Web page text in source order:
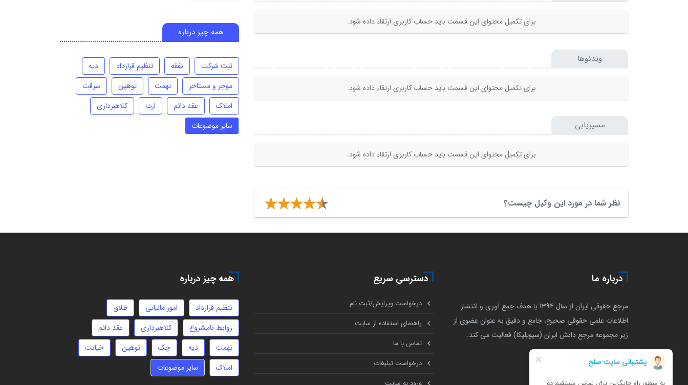
برای تکمیل محتوای این قسمت باید حساب کاربری ارتقاء داده شود.
ویدئوها
برای تکمیل محتوای این قسمت باید حساب کاربری ارتقاء داده شود.
مسیریابی
برای تکمیل محتوای این قسمت باید حساب کاربری ارتقاء داده شود.
نظر شما در مورد این وکیل چیست؟
همه چیز درباره
ثبت شرکت نفقه تنظیم قرارداد
دیه
موجر و مستاجر
تهمت توهین
سرقت
املاک
عقد دائم ارث
کلاهبرداری
سایر موضوعات
درباره ما
مرجع حقوقی ایران از سال 1394 با هدف جمع آوری و انتشار
اطلاعات علمی حقوقی صحیح، جامع و دقیق به عنوان عضوی از
زیر مجموعه مرجع دانش ایران (سیویلیکا) فعالیت می کند.
دسترسی سریع
درخواست ویرایش/ثبت نام
راهنمای استفاده از سایت
تماس با ما
درخواست تبلیغات
همه چیز درباره
تنظیم قرارداد امور مالیاتی
طلاق
روابط نامشروع
کلاهبرداری
عقد دائم
تهمت
دیه چک توهین
خیانت
املاک
سایر موضوعات